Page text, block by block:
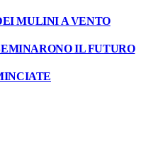
MULINI A VENTO
IL FUTURO